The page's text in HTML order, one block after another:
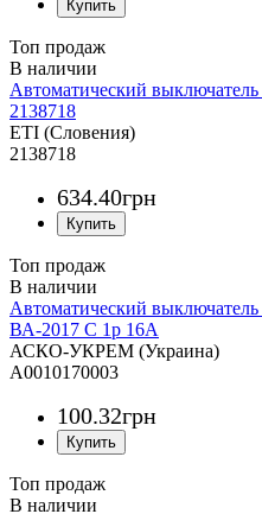
Топ продаж
Автоматический
2138718
ETI (Словения)
2138718
634.40грн
Топ продаж
Автоматический
ВА-2017 С 1р 16А
АСКО-УКРЕМ (Украина)
A0010170003
100.32грн
Топ продаж